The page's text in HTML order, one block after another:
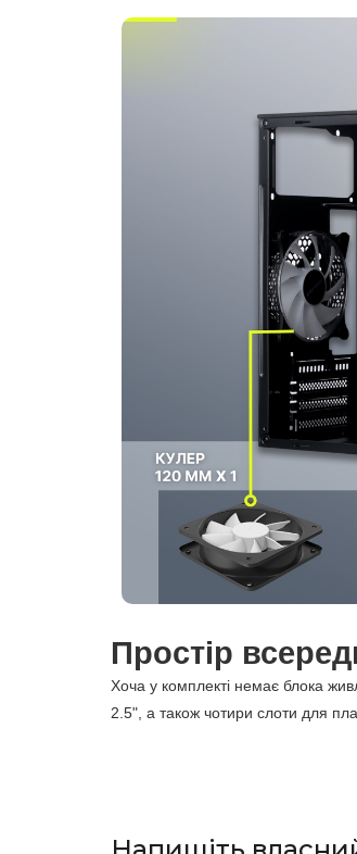
Простір
Хоча у комплекті немає блока
2.5", а також чотири слоти для